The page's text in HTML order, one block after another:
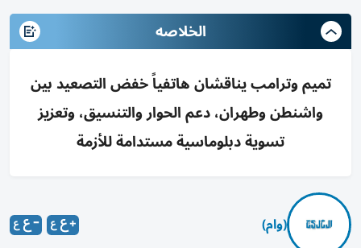
الخلاصه
تميم وترامب يناقشان هاتفياً خفض التصعيد بين
واشنطن وطهران، دعم الحوار والتنسيق، وتعزيز
تسوية دبلوماسية مستدامة للأزمة
(وام)